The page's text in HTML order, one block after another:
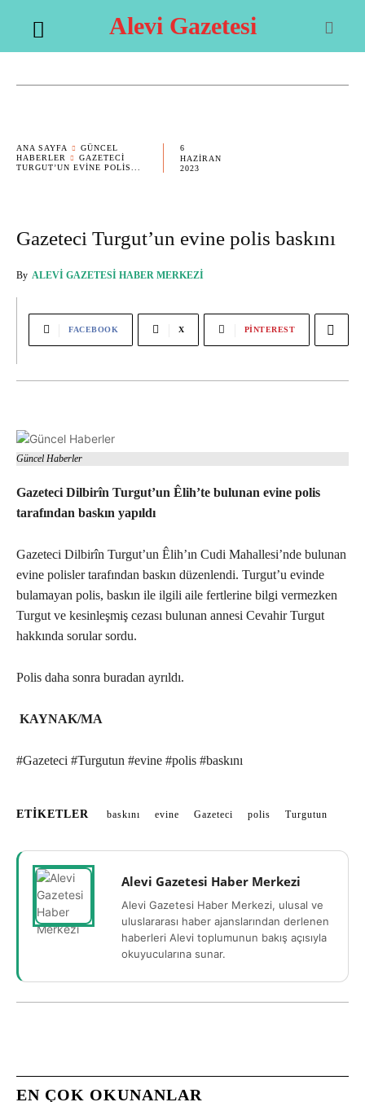
Alevi Gazetesi
ANA SAYFA
GÜNCEL
HABERLER
GAZETECI
TURGUT’UN EVINE POLIS...
6
HAZIRAN
2023
Gazeteci Turgut’un evine polis baskını
By ALEVI GAZETESI HABER MERKEZI
FACEBOOK X PINTEREST
Güncel Haberler
Gazeteci Dilbirîn Turgut’un Êlih’te bulunan evine polis
tarafından baskın yapıldı
Gazeteci Dilbirîn Turgut’un Êlih’ın Cudi Mahallesi’nde bulunan
evine polisler tarafından baskın düzenlendi. Turgut’u evinde
bulamayan polis, baskın ile ilgili aile fertlerine bilgi vermezken
Turgut ve kesinleşmiş cezası bulunan annesi Cevahir Turgut
hakkında sorular sordu.
Polis daha sonra buradan ayrıldı.
KAYNAK/MA
#Gazeteci #Turgutun #evine #polis #baskını
ETIKETLER baskını evine Gazeteci polis Turgutun
Alevi Gazetesi Haber Merkezi
Alevi Gazetesi Haber Merkezi, ulusal ve
uluslararası haber ajanslarından derlenen
haberleri Alevi toplumunun bakış açısıyla
okuyucularına sunar.
EN ÇOK OKUNANLAR